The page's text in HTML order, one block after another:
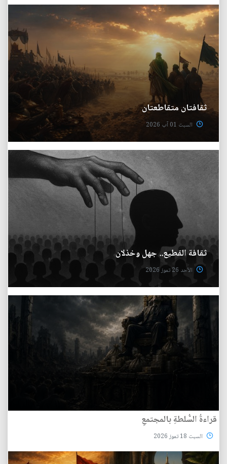
ثقافتان متقاطعتان
السبت 01 آب 2026
ثقافة القطيع.. جهل وخذلان
الأحد 26 تموز 2026
قراءةُ السُّلطةِ بالمجتمعِ
السبت 18 تموز 2026